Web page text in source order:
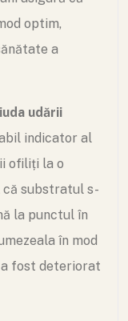
optim,
a
udării
indicator al
ofiliți la o
substratul s-
la punctul în
în mod
fost deteriorat